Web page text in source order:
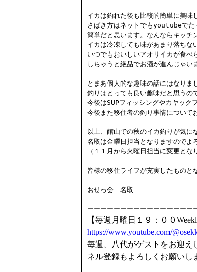
イカは釣れた後も比較的簡単に美味
さばき方はネットでもyoutubeでた
簡単だと思います。なんならキッチ
イカは冷凍しても味があまり落ちな
いつでもおいしいアオリイカが食べ
しちゃうと絶品でお酒が進んじゃい
とまあ個人的な趣味の話にはなり
釣りはとっても良い趣味だと思うの
今後はSUPフィッシングやカヤック
今後また移住者の釣り事情について
以上、館山での秋のイカ釣りが気に
名取は金曜日担当となりますのでよ
（１１月から火曜日担当に変更とな
皆様の移住ライフが充実したものと
おせっ会　名取
ーーーーーーーーーーーーーーーー
【毎週月曜日１９：００
https://www.youtube.com/
毎週、八代がゲストをお迎え
ネル登録もよろしくお願いし